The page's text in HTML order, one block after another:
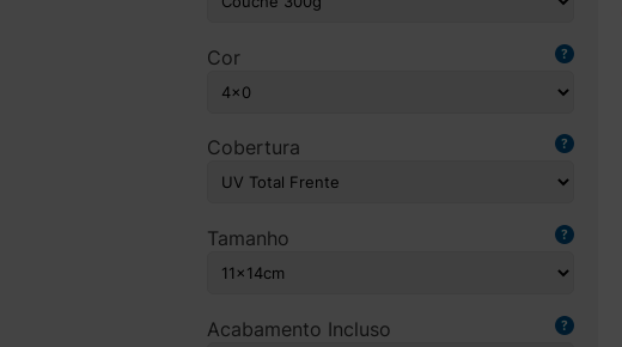
Cor
Cobertura
Tamanho
Acabamento Incluso